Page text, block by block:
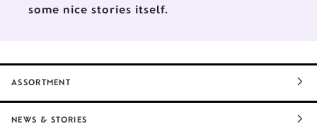
some nice stories itself.
ASSORTMENT
NEWS & STORIES